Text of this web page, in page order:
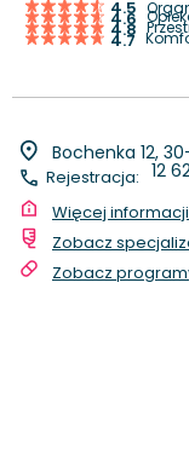
4.5
4.6
4.8
4.7
Bochenka 12,
Rejestracja: 12
Więcej
Zobacz
Zobacz